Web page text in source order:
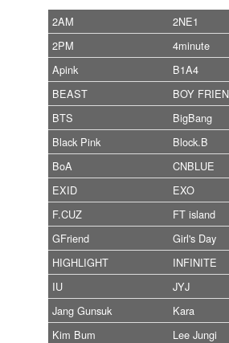
2AM
2NE1
2PM
4minute
Apink
B1A4
BEAST
BOY
BTS
BigBang
Black Pink
Block.B
BoA
CNBLUE
EXID
EXO
F.CUZ
FT island
GFriend
Girl's Day
HIGHLIGHT
INFINITE
IU
JYJ
Jang Gunsuk
Kara
Kim Bum
Lee Jungi